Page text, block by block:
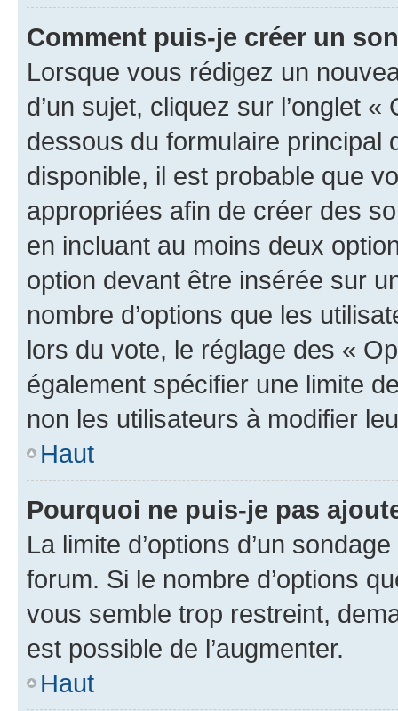
Comment puis-je créer un
Lorsque vous rédigez un
d’un sujet, cliquez sur l’onglet
dessous du formulaire principal
disponible, il est probable que
appropriées afin de créer des
en incluant au moins deux
option devant être insérée sur
nombre d’options que les
lors du vote, le réglage des «
également spécifier une limite
non les utilisateurs à modifier
Haut
Pourquoi ne puis-je pas
La limite d’options d’un
forum. Si le nombre d’options
vous semble trop restreint,
est possible de l’augmenter.
Haut